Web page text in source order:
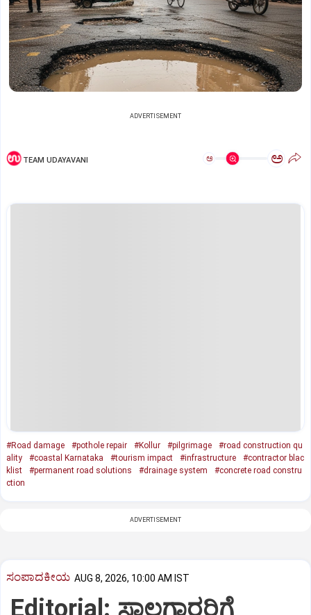
ADVERTISEMENT
TEAM UDAYAVANI ಅ ಅ
#Road damage #pothole repair #Kollur #pilgrimage
#road construction qu
ality
#coastal Karnataka #tourism impact #infrastructure
#contractor blac
klist
#permanent road solutions #drainage system
#concrete road constru
ction
ADVERTISEMENT
ಸಂಪಾದಕೀಯ AUG 8, 2026, 10:00 AM IST
Editorial: ಸಾಲಗಾರರಿಗೆ